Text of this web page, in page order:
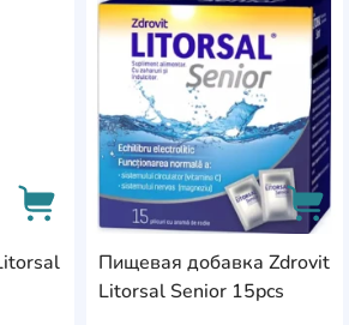
AddCardToFavourite
AddCardToCart
Пищевая добавка Zdrovit
Litorsal Senior 15pcs